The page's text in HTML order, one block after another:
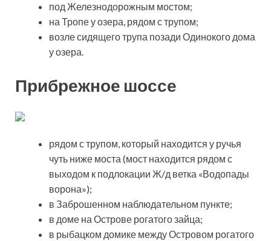
под Железнодорожным мостом;
на Тропе у озера, рядом с трупом;
возле сидящего трупа позади Одинокого дома
у озера.
Прибрежное шоссе
рядом с трупом, который находится у ручья
чуть ниже моста (мост находится рядом с
выходом к подлокации Ж/д ветка «Водопады
ворона»);
в Заброшенном наблюдательном пункте;
в доме на Острове рогатого зайца;
в рыбацком домике между Островом рогатого